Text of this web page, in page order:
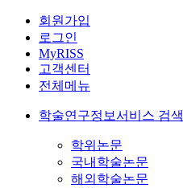
회원가입
로그인
MyRISS
고객센터
전체메뉴
학술연구정보서비스 검색
학위논문
국내학술논문
해외학술논문